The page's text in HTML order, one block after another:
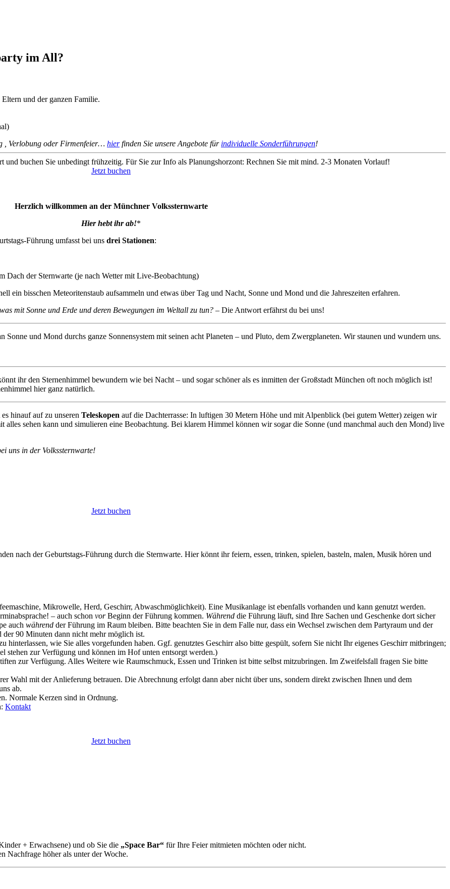
im All?
und der ganzen Familie.
, Verlobung oder Firmenfeier… hierfinden Sie unsere Angebote für individuelle Sonderführungen!
und buchen Sie unbedingt frühzeitig. Für Sie zur Info als Planungshorzont: Rechnen Sie mit mind. 2-3 Monaten Vorlauf!
Jetzt buchen
Herzlich willkommen an der Münchner Volkssternwarte
Hier hebt ihr ab!*
Führung umfasst bei uns drei Stationen:
Dach der Sternwarte (je nach Wetter mit Live-Beobachtung)
ein bisschen Meteoritenstaub aufsammeln und etwas über Tag und Nacht, Sonne und Mond und die Jahreszeiten erfahren.
mit Sonne und Erde und deren Bewegungen im Weltall zu tun? – Die Antwort erfährst du bei uns!
Sonne und Mond durchs ganze Sonnensystem mit seinen acht Planeten – und Pluto, dem Zwergplaneten. Wir staunen und wundern uns.
ihr den Sternenhimmel bewundern wie bei Nacht – und sogar schöner als es inmitten der Großstadt München oft noch möglich ist!
hier ganz natürlich.
hinauf auf zu unseren Teleskopen auf die Dachterrasse: In luftigen 30 Metern Höhe und mit Alpenblick (bei gutem Wetter) zeigen wir
alles sehen kann und simulieren eine Beobachtung. Bei klarem Himmel können wir sogar die Sonne (und manchmal auch den Mond) live
uns in der Volkssternwarte!
Jetzt buchen
nach der Geburtstags-Führung durch die Sternwarte. Hier könnt ihr feiern, essen, trinken, spielen, basteln, malen, Musik hören und
Mikrowelle, Herd, Geschirr, Abwaschmöglichkeit). Eine Musikanlage ist ebenfalls vorhanden und kann genutzt werden.
– auch schon vorBeginn der Führung kommen. Während die Führung läuft, sind Ihre Sachen und Geschenke dort sicher
auch während der Führung im Raum bleiben. Bitte beachten Sie in dem Falle nur, dass ein Wechsel zwischen dem Partyraum und der
der 90 Minuten dann nicht mehr möglich ist.
hinterlassen, wie Sie alles vorgefunden haben. Ggf. genutztes Geschirr also bitte gespült, sofern Sie nicht Ihr eigenes Geschirr mitbringen;
stehen zur Verfügung und können im Hof unten entsorgt werden.)
zur Verfügung. Alles Weitere wie Raumschmuck, Essen und Trinken ist bitte selbst mitzubringen. Im Zweifelsfall fragen Sie bitte
Wahl mit der Anlieferung betrauen. Die Abrechnung erfolgt dann aber nicht über uns, sondern direkt zwischen Ihnen und dem
ab.
Normale Kerzen sind in Ordnung.
Kontakt
Jetzt buchen
+ Erwachsene) und ob Sie die „Space Bar“ für Ihre Feier mitmieten möchten oder nicht.
Nachfrage höher als unter der Woche.